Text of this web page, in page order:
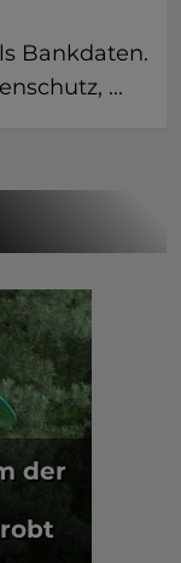
Bankdaten.
...
der